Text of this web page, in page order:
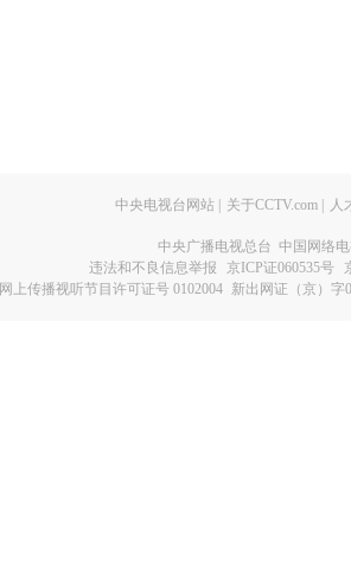
中央电视台网站 关于CCTV.com 人
中央广播电视总台 中国网络
违法和不良信息举报
京ICP证060535号
网上传播视听节目许可证号 0102004 新出网证（京）